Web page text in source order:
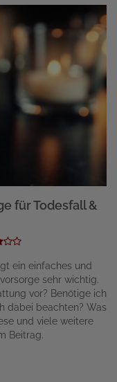
für Todesfall &
ein einfaches und
sehr wichtig.
vor? Benötige ich
dabei beachten? Was
und viele weitere
Beitrag.